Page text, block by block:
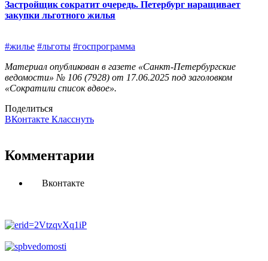
Застройщик сократит очередь. Петербург наращивает
закупки льготного жилья
#жилье #льготы #госпрограмма
Материал опубликован в газете «Санкт-Петербургские
ведомости» № 106 (7928) от 17.06.2025 под заголовком
«Сократили список вдвое».
Поделиться
ВКонтакте Класснуть
Комментарии
Вконтакте